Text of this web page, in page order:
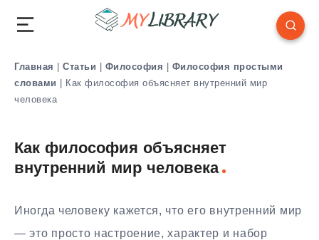
Главная | Статьи | Философия | Философия простыми
словами | Как философия объясняет внутренний мир
человека
Как философия объясняет
внутренний мир человека
Иногда человеку кажется, что его внутренний мир
— это просто настроение, характер и набор